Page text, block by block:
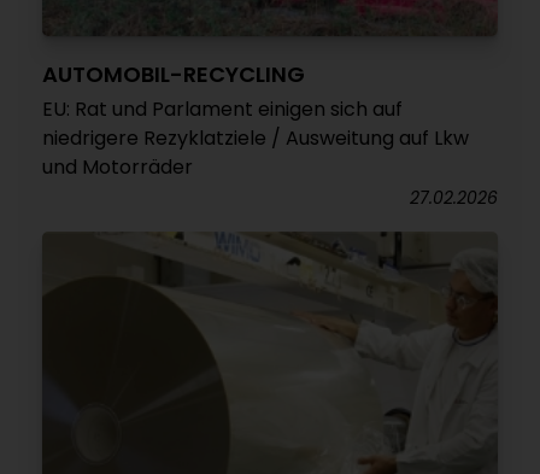
AUTOMOBIL-RECYCLING
EU: Rat und Parlament einigen sich auf
niedrigere Rezyklatziele / Ausweitung auf Lkw
und Motorräder
27.02.2026